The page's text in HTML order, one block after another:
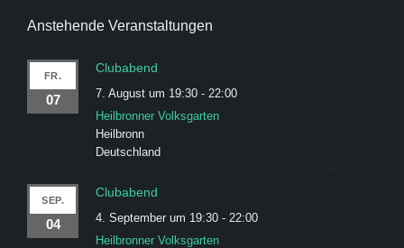
Anstehende Veranstaltungen
FR.
07
Clubabend
7. August um 19:30 - 22:00
Heilbronner Volksgarten
Heilbronn
Deutschland
SEP.
04
Clubabend
4. September um 19:30 - 22:00
Heilbronner Volksgarten